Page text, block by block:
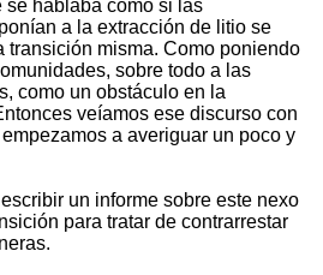
hablaba como si las
a la extracción de litio se
transición misma. Como poniendo
sobre todo a las
como un obstáculo en la
veíamos ese discurso con
a averiguar un poco y
un informe sobre este nexo
para tratar de contrarrestar